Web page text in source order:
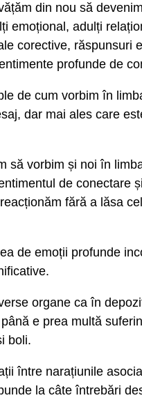
din nou să
emoțional, adulți
corective, răspunsuri
profunde de
de cum vorbim în
dar mai ales care
să vorbim și noi în
de conectare
fără a lăsa
de emoții profunde
organe ca în
e prea multă
boli.
între narațiunile
la câte întrebări